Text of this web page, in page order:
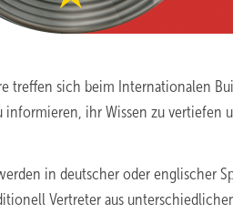
treffen sich beim Internationalen
informieren, ihr Wissen zu
in deutscher oder englischer
Vertreter aus